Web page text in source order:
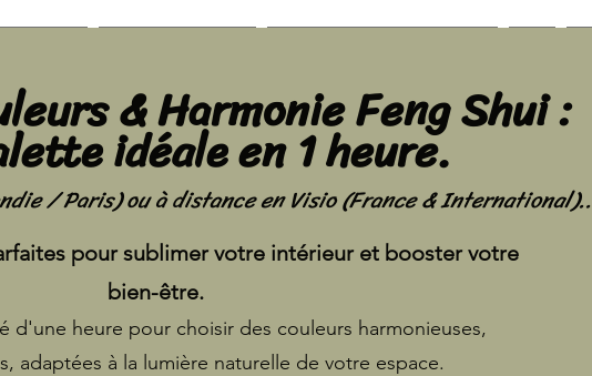
& Harmonie Feng Shui :
idéale en 1 heure.
/ Paris) ou à distance en Visio (France & International)..
pour sublimer votre intérieur et booster votre
bien-être.
d'une heure pour choisir des couleurs harmonieuses,
adaptées à la lumière naturelle de votre espace.